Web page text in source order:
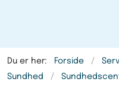
Du er her: Forside
Sundhed